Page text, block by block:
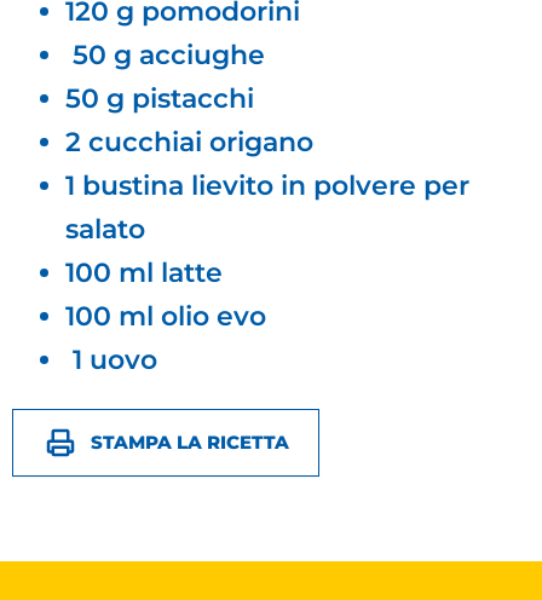
120 g pomodorini
50 g acciughe
50 g pistacchi
2 cucchiai origano
1 bustina lievito in polvere per
salato
100 ml latte
100 ml olio evo
1 uovo
STAMPA LA RICETTA